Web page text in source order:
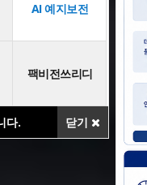
AI 예지보전
팩비전쓰리디
다. 닫기